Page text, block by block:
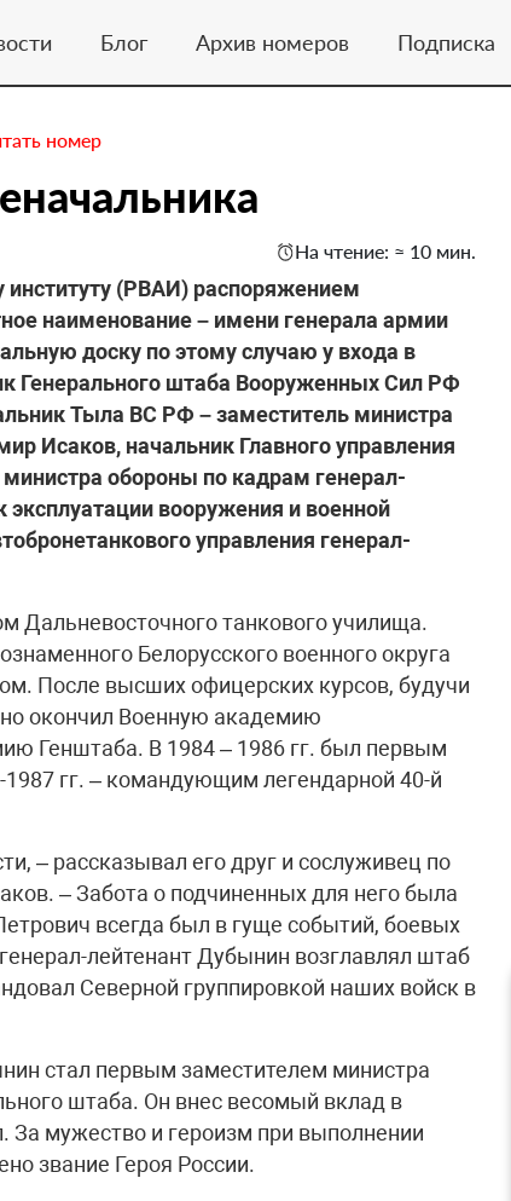
Блог Архив номеров Подписка
номер
На чтение: ≈ 10 мин.
(РВАИ) распоряжением
наименование – имени генерала армии
доску по этому случаю у входа в
Генерального штаба Вооруженных Сил РФ
Тыла ВС РФ – заместитель министра
Исаков, начальник Главного управления
обороны по кадрам генерал-
вооружения и военной
управления генерал-
Дальневосточного танкового училища.
Белорусского военного округа
После высших офицерских курсов, будучи
окончил Военную академию
Генштаба. В 1984 – 1986 гг. был первым
гг. – командующим легендарной 40-й
– рассказывал его друг и сослуживец по
– Забота о подчиненных для него была
всегда был в гуще событий, боевых
лейтенант Дубынин возглавлял штаб
Северной группировкой наших войск в
стал первым заместителем министра
штаба. Он внес весомый вклад в
За мужество и героизм при выполнении
звание Героя России.